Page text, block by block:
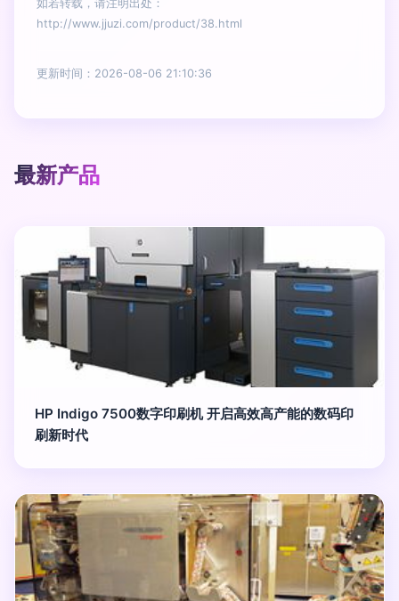
如若转载，请注明出处：
http://www.jjuzi.com/product/38.html
更新时间：2026-08-06 21:10:36
最新产品
HP Indigo 7500数字印刷机 开启高效高产能的数码印
刷新时代